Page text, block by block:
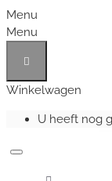
Menu
Menu
Winkelwagen
U heeft nog